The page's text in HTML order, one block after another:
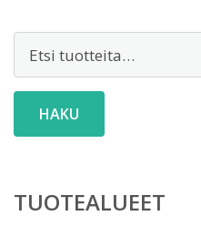
HAKU
TUOTEALUEET